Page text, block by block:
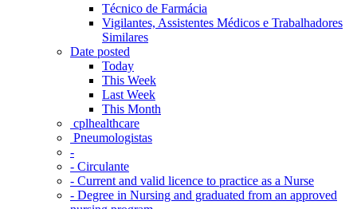
Técnico de Farmácia
Vigilantes, Assistentes Médicos e Trabalhadores
Similares
Date posted
Today
This Week
Last Week
This Month
‎ cplhealthcare‬
Pneumologistas
-
- Circulante
- Current and valid licence to practice as a Nurse
- Degree in Nursing and graduated from an approved